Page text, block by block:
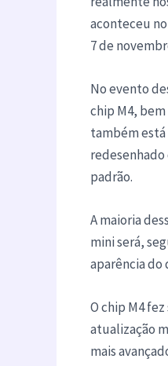
aconteceu
7 de
No evento
chip M4, bem
também está
redesenhado
padrão.
A maioria
mini será,
aparência do
O chip M4
atualização
mais